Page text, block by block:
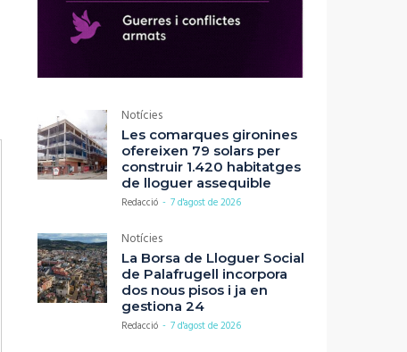
Notícies
Les comarques gironines
ofereixen 79 solars per
construir 1.420 habitatges
de lloguer assequible
Redacció - 7 d'agost de 2026
Notícies
La Borsa de Lloguer Social
de Palafrugell incorpora
dos nous pisos i ja en
gestiona 24
Redacció - 7 d'agost de 2026